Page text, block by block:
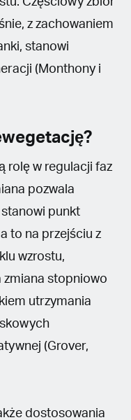
z zachowaniem
stanowi
(Monthony i
rolę w regulacji faz
pozwala
punkt
to na przejściu z
wzrostu,
zmiana stopniowo
utrzymania
(Grover,
dostosowania